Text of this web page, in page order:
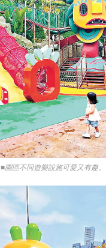
■園區不同遊樂設施可愛又有趣。